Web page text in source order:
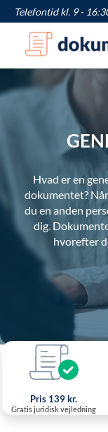
Telefontid kl. 9 -
Hvad er en
dokumentet?
du en anden
dig.
hvorefter
Pris 139 kr.
Gratis juridisk vejledning